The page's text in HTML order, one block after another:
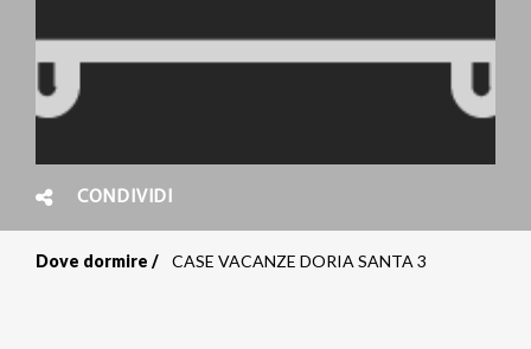
CONDIVIDI
Dove dormire CASE VACANZE DORIA SANTA 3